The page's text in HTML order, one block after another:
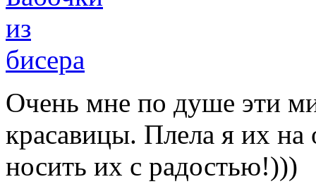
Очень мне по душе эти
красавицы. Плела я их
носить их с радостью!)))